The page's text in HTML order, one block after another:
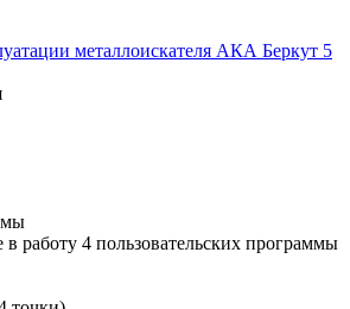
металлоискателя АКА Беркут 5
работу 4 пользовательских программы